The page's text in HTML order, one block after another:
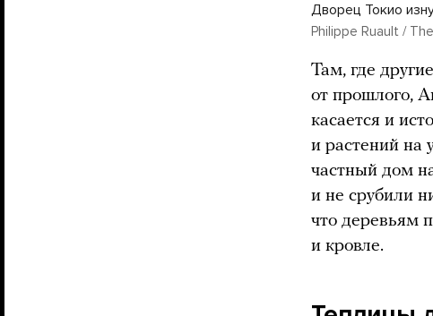
Дворец Токио
Philippe Ruault /
Там, где
от прошлого,
касается и
и растений на
частный дом
и не срубили
что деревьям
и кровле.